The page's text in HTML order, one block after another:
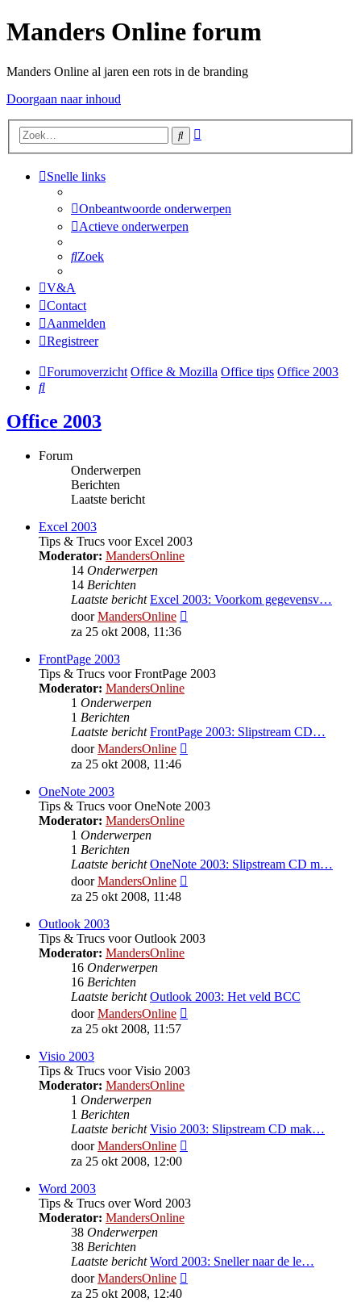
Manders Online forum
Manders Online al jaren een rots in de branding
Doorgaan naar inhoud
Zoek
Snelle links
Onbeantwoorde onderwerpen
Actieve onderwerpen
Zoek
V&A
Contact
Aanmelden
Registreer
Forumoverzicht Office & Mozilla Office tips Office 2003
Zoek
Office 2003
Forum
Onderwerpen
Berichten
Laatste bericht
Excel 2003
Tips & Trucs voor Excel 2003
Moderator: MandersOnline
14 Onderwerpen
14 Berichten
Laatste bericht Excel 2003: Voorkom gegevensv…
doorMandersOnline
za 25 okt 2008, 11:36
FrontPage 2003
Tips & Trucs voor FrontPage 2003
Moderator: MandersOnline
1 Onderwerpen
1 Berichten
Laatste bericht FrontPage 2003: Slipstream CD…
doorMandersOnline
za 25 okt 2008, 11:46
OneNote 2003
Tips & Trucs voor OneNote 2003
Moderator: MandersOnline
1 Onderwerpen
1 Berichten
Laatste bericht OneNote 2003: Slipstream CD m…
doorMandersOnline
za 25 okt 2008, 11:48
Outlook 2003
Tips & Trucs voor Outlook 2003
Moderator: MandersOnline
16 Onderwerpen
16 Berichten
Laatste bericht Outlook 2003: Het veld BCC
doorMandersOnline
za 25 okt 2008, 11:57
Visio 2003
Tips & Trucs voor Visio 2003
Moderator: MandersOnline
1 Onderwerpen
1 Berichten
Laatste bericht Visio 2003: Slipstream CD mak…
doorMandersOnline
za 25 okt 2008, 12:00
Word 2003
Tips & Trucs over Word 2003
Moderator: MandersOnline
38 Onderwerpen
38 Berichten
Laatste bericht Word 2003: Sneller naar de le…
doorMandersOnline
za 25 okt 2008, 12:40